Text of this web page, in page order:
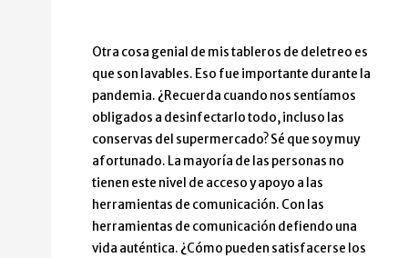
Otra cosa genial de mis tableros de deletreo es
que son lavables. Eso fue importante durante la
pandemia. ¿Recuerda cuando nos sentíamos
obligados a desinfectarlo todo, incluso las
conservas del supermercado? Sé que soy muy
afortunado. La mayoría de las personas no
tienen este nivel de acceso y apoyo a las
herramientas de comunicación. Con las
herramientas de comunicación defiendo una
vida auténtica. ¿Cómo pueden satisfacerse los